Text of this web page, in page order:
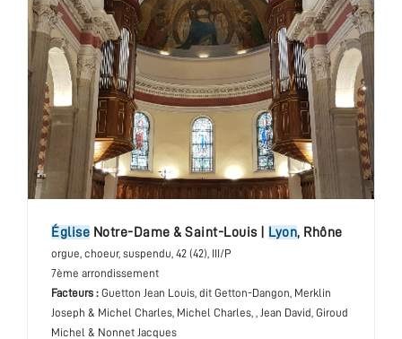
église Notre-Dame & Saint-Louis| Lyon, Rhône
orgue, choeur, suspendu, 42 (42), III/P
7ème arrondissement
Facteurs : Guetton Jean Louis, dit Getton-Dangon, Merklin
Joseph & Michel Charles, Michel Charles, , Jean David, Giroud
Michel & Nonnet Jacques